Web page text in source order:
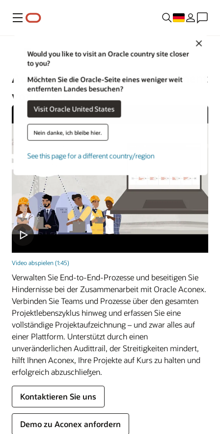
Menü
Close
Would you like to visit an Oracle country site closer
to you?
Möchten Sie die Oracle-Seite eines weniger weit
entfernten Landes besuchen?
Visit Oracle United States
Nein danke, ich bleibe hier.
See this page for a different country/region
Construction and Engineering
Aconex Construction Management
von Oracle
Video abspielen (1:45)
Verwalten Sie End-to-End-Prozesse und beseitigen Sie
Hindernisse bei der Zusammenarbeit mit Oracle Aconex.
Verbinden Sie Teams und Prozesse über den gesamten
Projektlebenszyklus hinweg und erfassen Sie eine
vollständige Projektaufzeichnung – und zwar alles auf
einer Plattform. Unterstützt durch einen
unveränderlichen Audittrail, der Streitigkeiten mindert,
hilft Ihnen Aconex, Ihre Projekte auf Kurs zu halten und
erfolgreich abzuschließen.
Kontaktieren Sie uns
Demo zu Aconex anfordern